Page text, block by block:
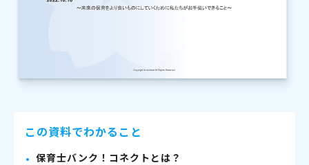
この資料でわかること
保育士バンク！コネクトとは？